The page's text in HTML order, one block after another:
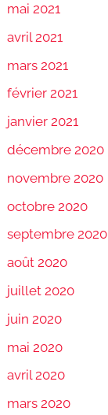
mai 2021
avril 2021
mars 2021
février 2021
janvier 2021
décembre 2020
novembre 2020
octobre 2020
septembre 2020
août 2020
juillet 2020
juin 2020
mai 2020
avril 2020
mars 2020